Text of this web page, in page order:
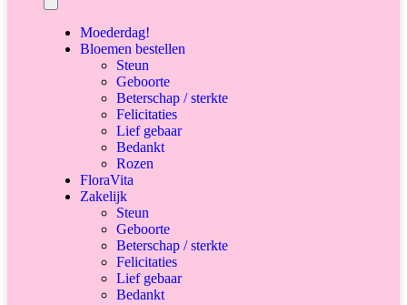
Moederdag!
Bloemen bestellen
Steun
Geboorte
Beterschap / sterkte
Felicitaties
Lief gebaar
Bedankt
Rozen
FloraVita
Zakelijk
Steun
Geboorte
Beterschap / sterkte
Felicitaties
Lief gebaar
Bedankt